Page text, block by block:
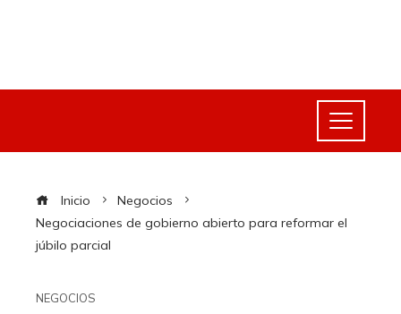
Inicio
Negocios
Negociaciones de gobierno abierto para reformar el
júbilo parcial
NEGOCIOS